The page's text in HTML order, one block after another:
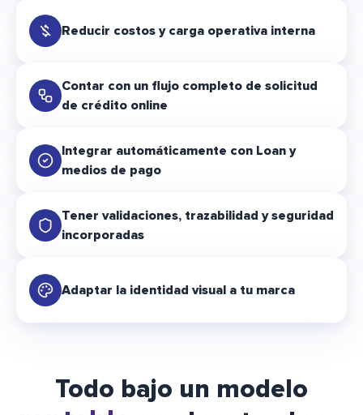
Reducir costos y carga operativa interna
Contar con un flujo completo de solicitud
de crédito online
Integrar automáticamente con Loan y
medios de pago
Tener validaciones, trazabilidad y seguridad
incorporadas
Adaptar la identidad visual a tu marca
Todo bajo un modelo